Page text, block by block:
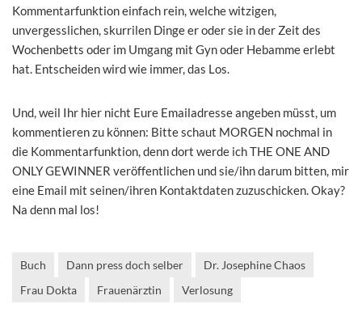
Kommentarfunktion einfach rein, welche witzigen,
unvergesslichen, skurrilen Dinge er oder sie in der Zeit des
Wochenbetts oder im Umgang mit Gyn oder Hebamme erlebt
hat. Entscheiden wird wie immer, das Los.
Und, weil Ihr hier nicht Eure Emailadresse angeben müsst, um
kommentieren zu können: Bitte schaut MORGEN nochmal in
die Kommentarfunktion, denn dort werde ich THE ONE AND
ONLY GEWINNER veröffentlichen und sie/ihn darum bitten, mir
eine Email mit seinen/ihren Kontaktdaten zuzuschicken. Okay?
Na denn mal los!
Buch Dann press doch selber
Dr. Josephine Chaos
Frau Dokta
Frauenärztin Verlosung